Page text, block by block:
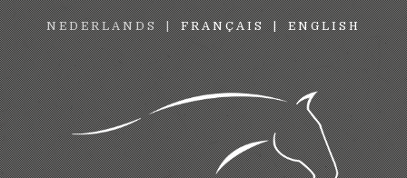
NEDERLANDS FRANÇAIS ENGLISH